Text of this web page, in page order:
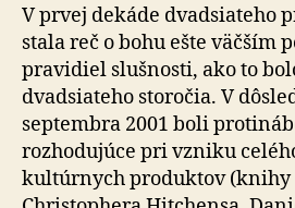
V prvej dekáde dvadsiateho
stala reč o bohu ešte väčším
pravidiel slušnosti, ako to
dvadsiateho storočia. V
septembra 2001 boli
rozhodujúce pri vzniku
kultúrnych produktov (knihy